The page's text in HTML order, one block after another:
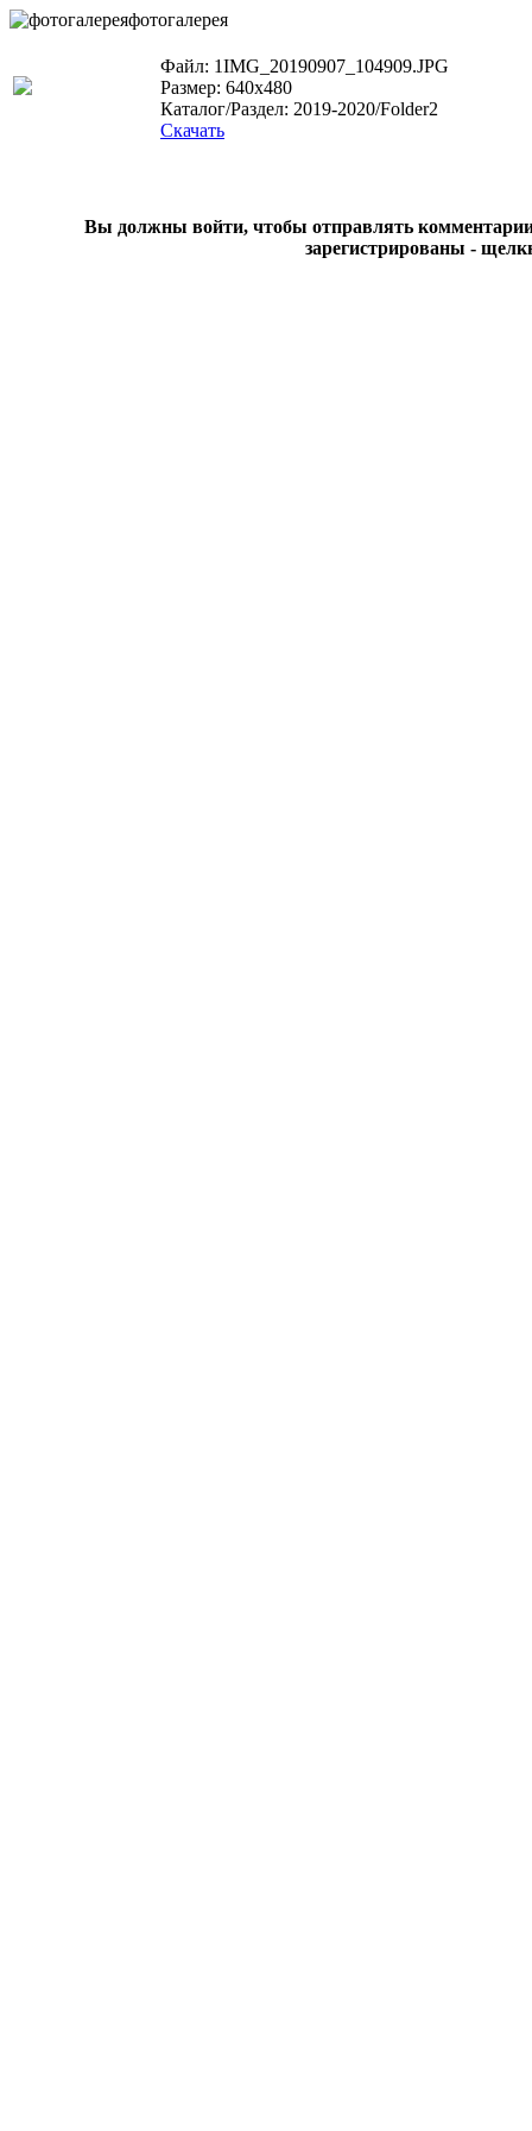
фотогалерея
Файл: 1IMG_20190907_104909.JPG
Размер: 640x480
Каталог/Раздел: 2019-2020/Folder2
Скачать
Вы должны войти, чтобы отправлять комментарии
зарегистрированы -